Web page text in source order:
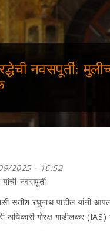
नवसपूर्ती:
2025 - 16:52
नवसपूर्ती
सतीश रघुनाथ पाटील यांनी
अधिकारी गोरक्ष गाडीलकर